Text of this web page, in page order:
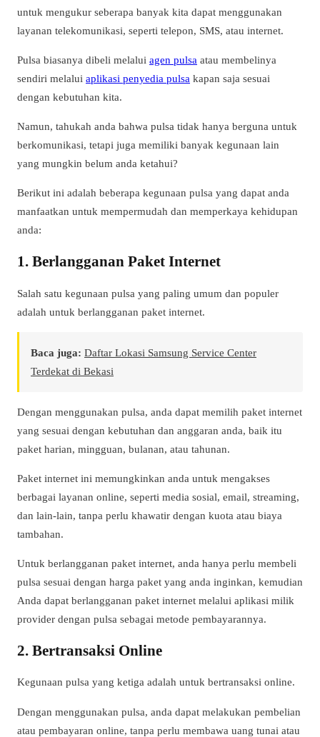
untuk mengukur seberapa banyak kita dapat menggunakan
layanan telekomunikasi, seperti telepon, SMS, atau internet.
Pulsa biasanya dibeli melalui agen pulsa atau membelinya
sendiri melalui aplikasi penyedia pulsa kapan saja sesuai
dengan kebutuhan kita.
Namun, tahukah anda bahwa pulsa tidak hanya berguna untuk
berkomunikasi, tetapi juga memiliki banyak kegunaan lain
yang mungkin belum anda ketahui?
Berikut ini adalah beberapa kegunaan pulsa yang dapat anda
manfaatkan untuk mempermudah dan memperkaya kehidupan
anda:
1. Berlangganan Paket Internet
Salah satu kegunaan pulsa yang paling umum dan populer
adalah untuk berlangganan paket internet.
Baca juga: Daftar Lokasi Samsung Service Center
Terdekat di Bekasi
Dengan menggunakan pulsa, anda dapat memilih paket internet
yang sesuai dengan kebutuhan dan anggaran anda, baik itu
paket harian, mingguan, bulanan, atau tahunan.
Paket internet ini memungkinkan anda untuk mengakses
berbagai layanan online, seperti media sosial, email, streaming,
dan lain-lain, tanpa perlu khawatir dengan kuota atau biaya
tambahan.
Untuk berlangganan paket internet, anda hanya perlu membeli
pulsa sesuai dengan harga paket yang anda inginkan, kemudian
Anda dapat berlangganan paket internet melalui aplikasi milik
provider dengan pulsa sebagai metode pembayarannya.
2. Bertransaksi Online
Kegunaan pulsa yang ketiga adalah untuk bertransaksi online.
Dengan menggunakan pulsa, anda dapat melakukan pembelian
atau pembayaran online, tanpa perlu membawa uang tunai atau